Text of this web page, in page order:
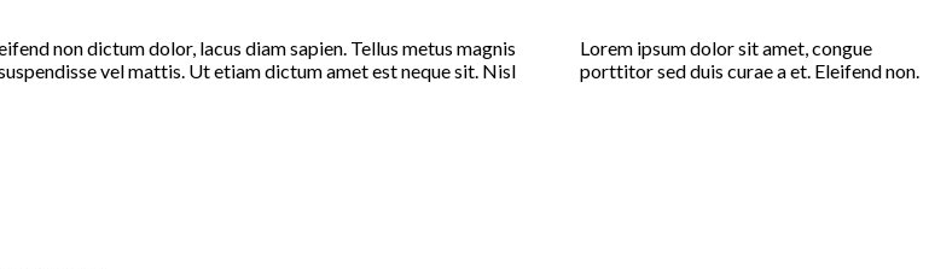
non dictum dolor, lacus diam sapien. Tellus metus magnis
vel mattis. Ut etiam dictum amet est neque sit. Nisl
Lorem ipsum dolor sit amet, congue
porttitor sed duis curae a et. Eleifend non.